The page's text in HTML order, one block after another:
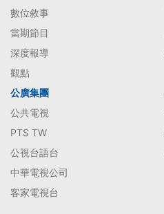
數位敘事
當期節目
深度報導
觀點
公廣集團
公共電視
PTS TW
公視台語台
中華電視公司
客家電視台